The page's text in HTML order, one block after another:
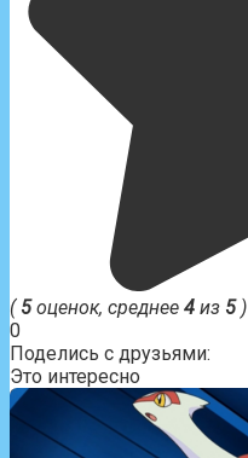
( 5оценок, среднее 4 из 5)
0
Поделись с друзьями:
Это интересно